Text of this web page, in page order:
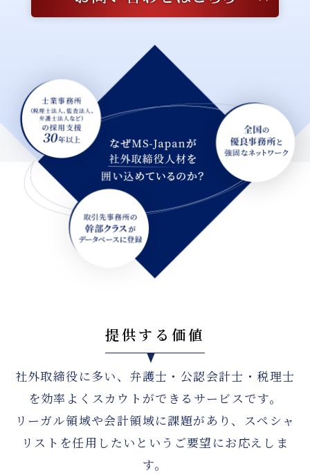
提供する価値
社外取締役に多い、弁護士・公認会計士・税理士
を効率よくスカウトができるサービスです。
リーガル領域や会計領域に課題があり、スペシャ
リストを任用したいというご要望にお応えしま
す。